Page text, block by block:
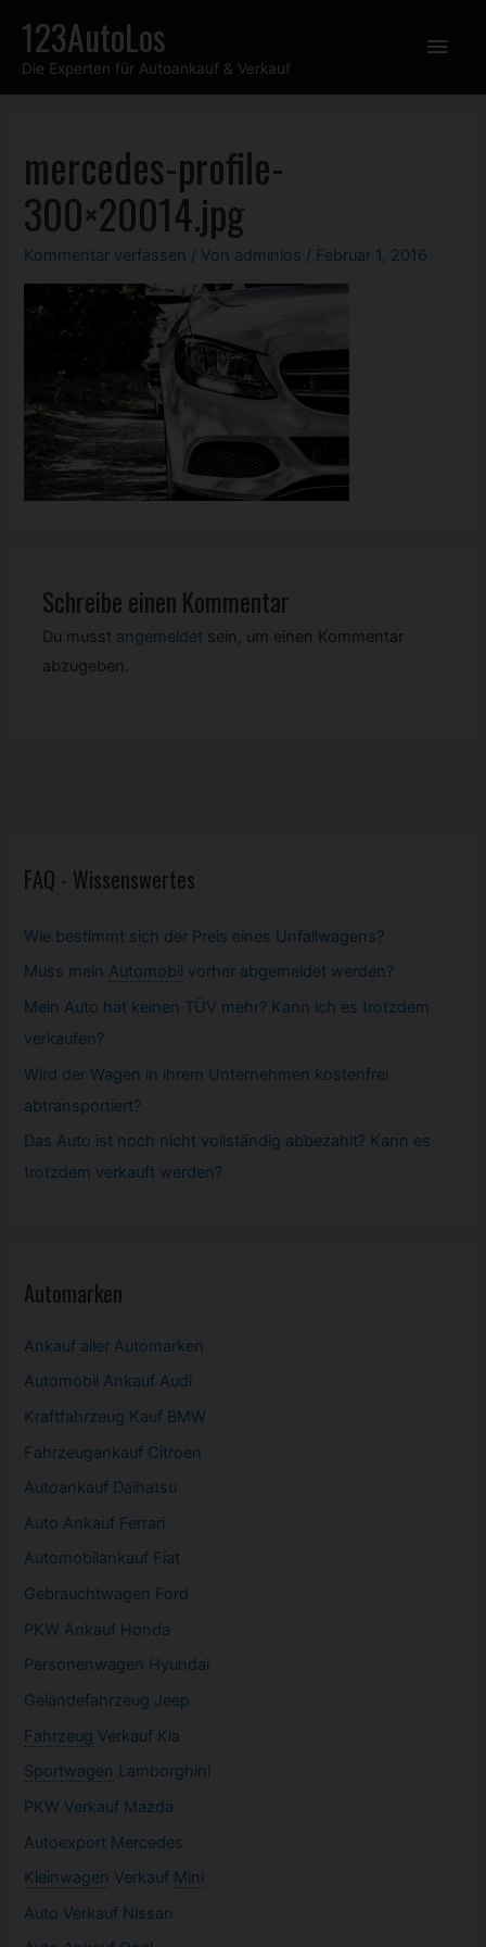
Inhalt
springen
123AutoLos
Die Experten für Autoankauf & Verkauf
mercedes-profile-
300×20014.jpg
Kommentar verfassen / Von adminlos / Februar 1, 2016
Schreibe einen Kommentar
Du musst angemeldet sein, um einen Kommentar
abzugeben.
FAQ - Wissenswertes
Wie bestimmt sich der Preis eines Unfallwagens?
Muss mein Automobil vorher abgemeldet werden?
Mein Auto hat keinen TÜV mehr? Kann ich es trotzdem
verkaufen?
Wird der Wagen in ihrem Unternehmen kostenfrei
abtransportiert?
Das Auto ist noch nicht vollständig abbezahlt? Kann es
trotzdem verkauft werden?
Automarken
Ankauf aller Automarken
Automobil Ankauf Audi
Kraftfahrzeug Kauf BMW
Fahrzeugankauf Citroen
Autoankauf Daihatsu
Auto Ankauf Ferrari
Automobilankauf Fiat
Gebrauchtwagen Ford
PKW Ankauf Honda
Personenwagen Hyundai
Geländefahrzeug Jeep
Fahrzeug Verkauf Kia
Sportwagen Lamborghini
PKW Verkauf Mazda
Autoexport Mercedes
Kleinwagen Verkauf Mini
Auto Verkauf Nissan